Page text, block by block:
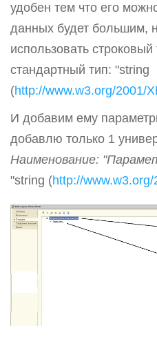
удобен тем что его
данных будет большим,
использовать
стандартный тип: "string
(http://www.w3.org/2001/
И добавим ему
добавлю только 1
Наименование:
"string (http://